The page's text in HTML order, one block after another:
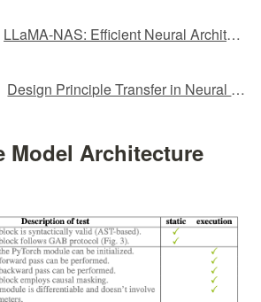
LLaMA-NAS: Efficient Neural Architecture Search for Large Language Models
Design Principle Transfer in Neural Architecture Search via Large...
Model Architecture